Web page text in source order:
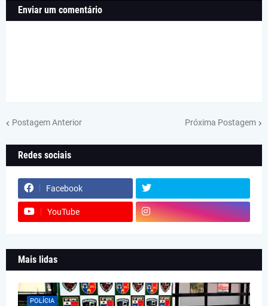
Enviar um comentário
Postagem Anterior Próxima Postagem
Redes sociais
Facebook
YouTube
Mais lidas
POLÍCIA